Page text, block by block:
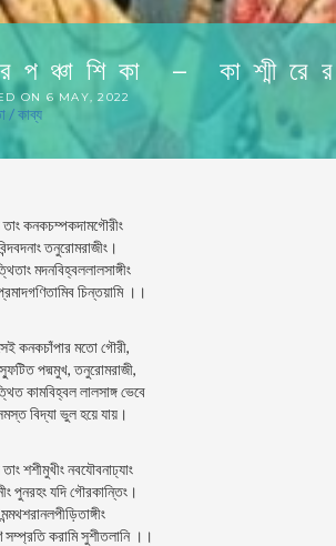
–
ON 6 MAY, 2022
/ কাব্য
তাং কনকচম্পকদামগৌরীং
তনুরোমরাজীং।
মদনবিহ্বললালসাঙ্গীং
চিন্তয়ামি ।।
কনকচাঁপার মতো গৌরী,
পদ্মমুখ, তনুরোমরাজী,
কামবিহ্বল লালসাঙ্গ ভেবে
বিদ্যা ভুল হয়ে যায়।
শশীমুখীং নবযৌবনাঢ্যাং
পুনরহং যদি গৌরকান্তিং।
সম্প্রতি করামি সুশীতলানি ।।